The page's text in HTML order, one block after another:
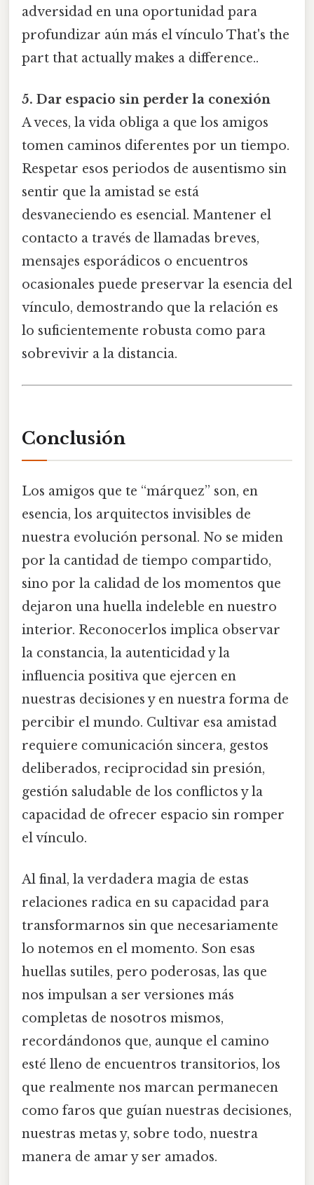
adversidad en una oportunidad para
profundizar aún más el vínculo That's the
part that actually makes a difference..
5. Dar espacio sin perder la conexión
A veces, la vida obliga a que los amigos
tomen caminos diferentes por un tiempo.
Respetar esos periodos de ausentismo sin
sentir que la amistad se está
desvaneciendo es esencial. Mantener el
contacto a través de llamadas breves,
mensajes esporádicos o encuentros
ocasionales puede preservar la esencia del
vínculo, demostrando que la relación es
lo suficientemente robusta como para
sobrevivir a la distancia.
Conclusión
Los amigos que te “márquez” son, en
esencia, los arquitectos invisibles de
nuestra evolución personal. No se miden
por la cantidad de tiempo compartido,
sino por la calidad de los momentos que
dejaron una huella indeleble en nuestro
interior. Reconocerlos implica observar
la constancia, la autenticidad y la
influencia positiva que ejercen en
nuestras decisiones y en nuestra forma de
percibir el mundo. Cultivar esa amistad
requiere comunicación sincera, gestos
deliberados, reciprocidad sin presión,
gestión saludable de los conflictos y la
capacidad de ofrecer espacio sin romper
el vínculo.
Al final, la verdadera magia de estas
relaciones radica en su capacidad para
transformarnos sin que necesariamente
lo notemos en el momento. Son esas
huellas sutiles, pero poderosas, las que
nos impulsan a ser versiones más
completas de nosotros mismos,
recordándonos que, aunque el camino
esté lleno de encuentros transitorios, los
que realmente nos marcan permanecen
como faros que guían nuestras decisiones,
nuestras metas y, sobre todo, nuestra
manera de amar y ser amados.